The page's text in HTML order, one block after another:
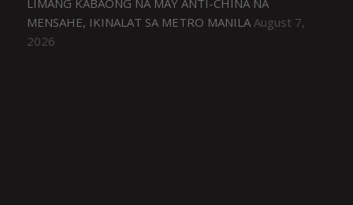
LIMANG KABAONG NA MAY ANTI-CHINA NA
MENSAHE, IKINALAT SA METRO MANILA August 7,
2026